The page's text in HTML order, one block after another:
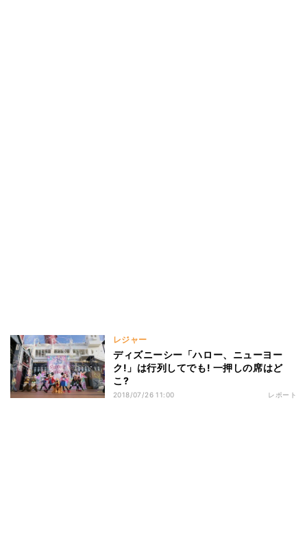
レジャー
ディズニーシー「ハロー、ニューヨー
ク!」は行列してでも! 一押しの席はど
こ?
2018/07/26 11:00 レポート